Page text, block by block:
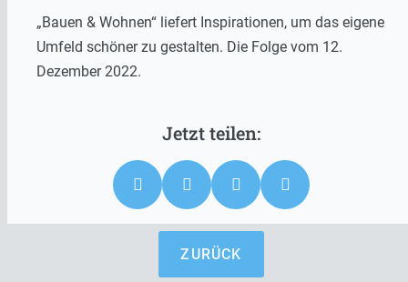
„Bauen & Wohnen“ liefert Inspirationen, um das eigene
Umfeld schöner zu gestalten. Die Folge vom 12.
Dezember 2022.
ZURÜCK